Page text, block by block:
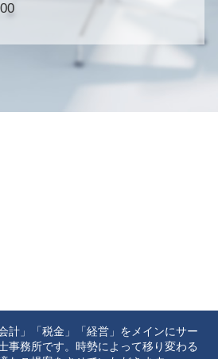
計」「税金」「経営」をメインにサー
事務所です。時勢によって移り変わる